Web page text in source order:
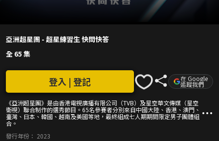
亞洲超星團 - 超星練習生 快問快答
全 65 集
《亞洲超星團》是由香港電視廣播有限公司（TVB）及星空華文傳媒（星空
衛視）聯合制作的選秀節目。65名參賽者分別來自中國大陸、香港、澳門、
臺灣、日本、韓國、越南及美國等地，最終組成七人期期間限定男子團體組
合。
登入 | 登記 在 Google
追蹤我們
發行年份： 2023